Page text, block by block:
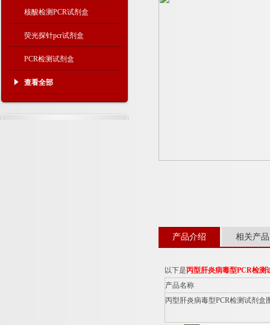
核酸检测PCR试剂盒
荧光探针pcr试剂盒
PCR检测试剂盒
查看全部
产品介绍 相关产品
以下是丙型肝炎病毒型PCR检测
产品名称
丙型肝炎病毒型PCR检测试剂盒